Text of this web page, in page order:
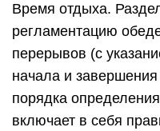
Время отдыха.
регламентацию
перерывов (с
начала и
порядка
включает в себя